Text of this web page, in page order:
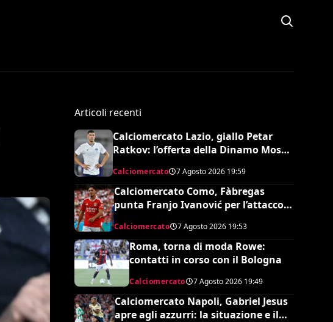
Articoli recenti
Calciomercato Lazio, giallo Petar
Ratkov: l’offerta della Dinamo Mosca
e la smentita dell’agente
Calciomercato 7 Agosto 2026 19:59
Calciomercato Como, Fàbregas
punta Franjo Ivanović per l’attacco:
il punto sulla trattativa
Calciomercato 7 Agosto 2026 19:53
Roma, torna di moda Rowe:
contatti in corso con il Bologna
Calciomercato 7 Agosto 2026 19:49
Calciomercato Napoli, Gabriel Jesus
apre agli azzurri: la situazione e il